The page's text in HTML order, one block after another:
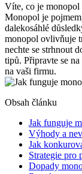
Víte, co je monopol
Monopol je
dalekosáhlé
monopol ovlivňuje
nechte se strhnout
tipů. Připravte se
na vaši firmu.
Obsah článku
Jak funguje
Výhody a
Jak
Strategie pro
Dopady